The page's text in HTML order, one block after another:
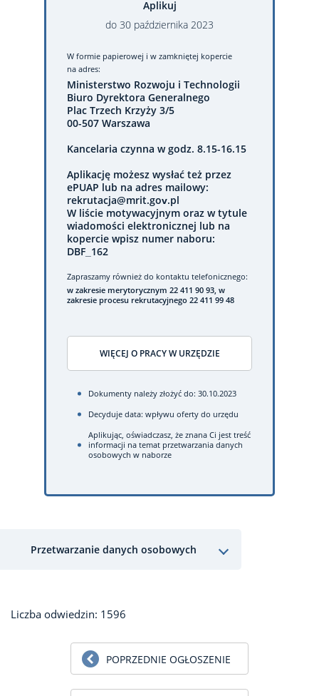
Aplikuj
do 30 października 2023
W formie papierowej i w zamkniętej kopercie
na adres:
Ministerstwo Rozwoju i Technologii
Biuro Dyrektora Generalnego
Plac Trzech Krzyży 3/5
00-507 Warszawa
Kancelaria czynna w godz. 8.15-16.15
Aplikację możesz wysłać też przez
ePUAP lub na adres mailowy:
rekrutacja@mrit.gov.pl
W liście motywacyjnym oraz w tytule
wiadomości elektronicznej lub na
kopercie wpisz numer naboru:
DBF_162
Zapraszamy również do kontaktu telefonicznego:
w zakresie merytorycznym 22 411 90 93, w
zakresie procesu rekrutacyjnego 22 411 99 48
WIĘCEJ O PRACY W URZĘDZIE
Dokumenty należy złożyć do: 30.10.2023
Decyduje data: wpływu oferty do urzędu
Aplikując, oświadczasz, że znana Ci jest treść
informacji na temat przetwarzania danych
osobowych w naborze
Przetwarzanie danych osobowych
Liczba odwiedzin: 1596
POPRZEDNIE OGŁOSZENIE